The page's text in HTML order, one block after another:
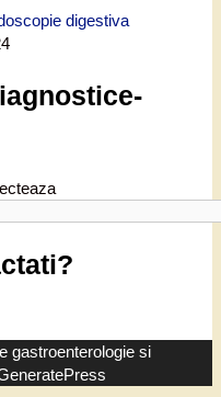
digestiva
gastroenterologie si